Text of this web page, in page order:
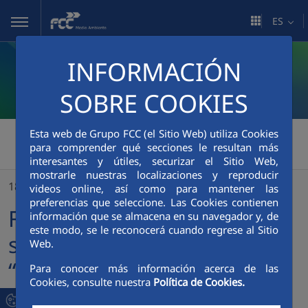
Saltar al contenido principal
INFORMACIÓN
SOBRE COOKIES
Esta web de Grupo FCC (el Sitio Web) utiliza Cookies
para comprender qué secciones le resultan más
interesantes y útiles, securizar el Sitio Web,
mostrarle nuestras localizaciones y reproducir
videos online, así como para mantener las
preferencias que seleccione. Las Cookies contienen
información que se almacena en su navegador y, de
este modo, se le reconocerá cuando regrese al Sitio
Web.
Para conocer más información acerca de las
Cookies, consulte nuestra Política de Cookies.
ES
FCC Medio Ambiente >
FCC Medio Ambiente seleccionada como una de “Las 101 Iniciativas Empresariales Por El Clima” de 2020
18/12/2020
FCC Medio Ambiente
seleccionada como una de
“Las 101 Iniciativas
Empresariales Por El Clima”